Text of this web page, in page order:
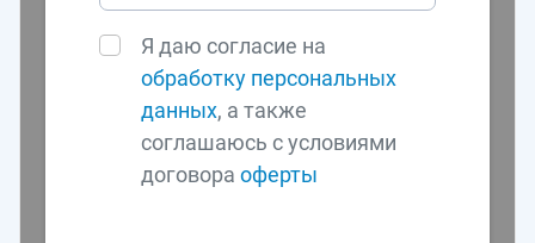
Я даю согласие на
обработку персональных
данных, а также
соглашаюсь с условиями
договораоферты